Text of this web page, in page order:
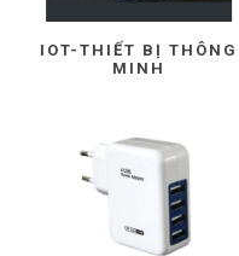
IOT-THIẾT BỊ THÔNG
MINH